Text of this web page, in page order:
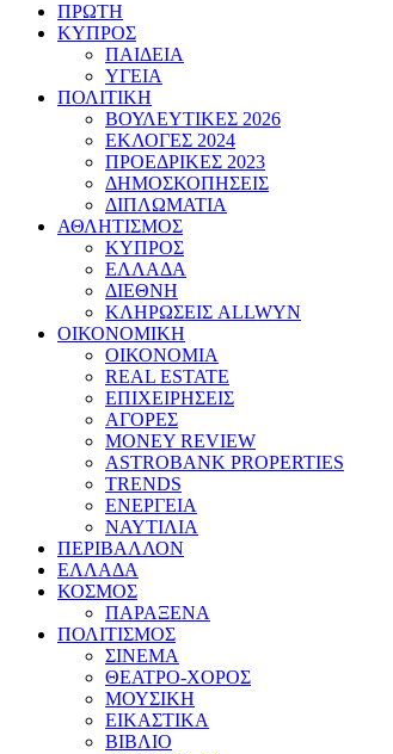
ΠΡΩΤΗ
ΚΥΠΡΟΣ
ΠΑΙΔΕΙΑ
ΥΓΕΙΑ
ΠΟΛΙΤΙΚΗ
ΒΟΥΛΕΥΤΙΚΕΣ 2026
ΕΚΛΟΓΕΣ 2024
ΠΡΟΕΔΡΙΚΕΣ 2023
ΔΗΜΟΣΚΟΠΗΣΕΙΣ
ΔΙΠΛΩΜΑΤΙΑ
ΑΘΛΗΤΙΣΜΟΣ
ΚΥΠΡΟΣ
ΕΛΛΑΔΑ
ΔΙΕΘΝΗ
ΚΛΗΡΩΣΕΙΣ ALLWYN
ΟΙΚΟΝΟΜΙΚΗ
ΟΙΚΟΝΟΜΙΑ
REAL ESTATE
ΕΠΙΧΕΙΡΗΣΕΙΣ
ΑΓΟΡΕΣ
MONEY REVIEW
ASTROBANK PROPERTIES
TRENDS
ΕΝΕΡΓΕΙΑ
ΝΑΥΤΙΛΙΑ
ΠΕΡΙΒΑΛΛΟΝ
ΕΛΛΑΔΑ
ΚΟΣΜΟΣ
ΠΑΡΑΞΕΝΑ
ΠΟΛΙΤΙΣΜΟΣ
ΣΙΝΕΜΑ
ΘΕΑΤΡΟ-ΧΟΡΟΣ
ΜΟΥΣΙΚΗ
ΕΙΚΑΣΤΙΚΑ
ΒΙΒΛΙΟ